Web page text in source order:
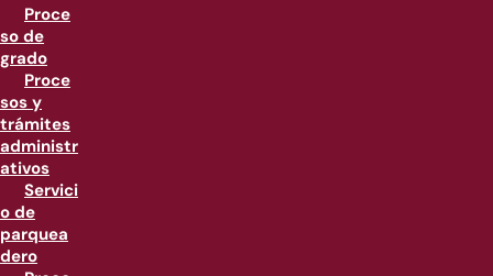
Proce
so de
grado
Proce
sos y
trámites
administr
ativos
Servici
o de
parquea
dero